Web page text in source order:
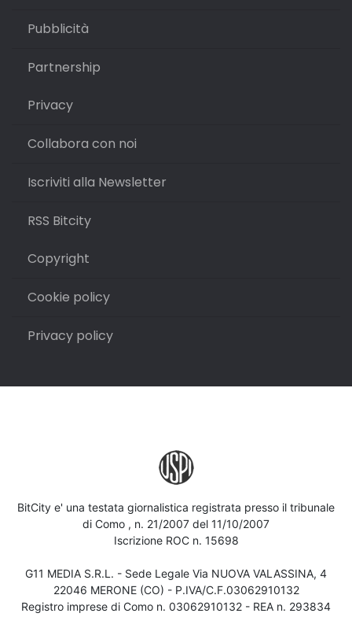
Pubblicità
Partnership
Privacy
Collabora con noi
Iscriviti alla Newsletter
RSS Bitcity
Copyright
Cookie policy
Privacy policy
BitCity e' una testata giornalistica registrata presso il tribunale
di Como , n. 21/2007 del 11/10/2007
Iscrizione ROC n. 15698
G11 MEDIA S.R.L. - Sede Legale Via NUOVA VALASSINA, 4
22046 MERONE (CO) - P.IVA/C.F.03062910132
Registro imprese di Como n. 03062910132 - REA n. 293834